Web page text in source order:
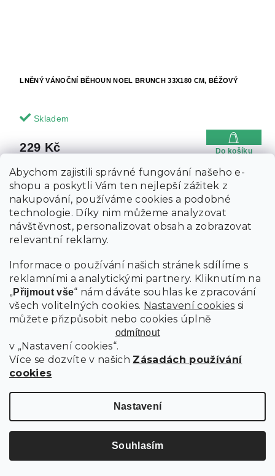
Abychom zajistili správné fungování našeho e-
shopu a poskytli Vám ten nejlepší zážitek z
nakupování, používáme cookies a podobné
technologie. Díky nim můžeme analyzovat
návštěvnost, personalizovat obsah a zobrazovat
relevantní reklamy.
Informace o používání našich stránek sdílíme s
reklamními a analytickými partnery. Kliknutím na
„Přijmout vše“ nám dáváte souhlas ke zpracování
všech volitelných cookies. Nastavení cookies si
můžete přizpůsobit nebo cookies úplně
odmítnout
v „Nastavení cookies“.
Více se dozvíte v našich Zásadách používání
cookies
Nastavení
Souhlasím
LNĚNÝ VÁNOČNÍ BĚHOUN NOEL BRUNCH 33X180 CM, BÉŽOVÝ
Skladem
229 Kč Do košíku
LUXUSNÍ BERÁNKOVÁ DEKA Z MIKROPLYŠE NESTIVE RŮŽOVÁ